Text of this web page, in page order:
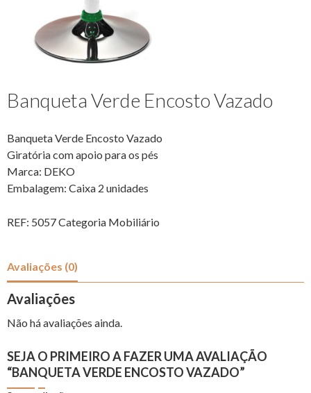
Banqueta Verde Encosto Vazado
Banqueta Verde Encosto Vazado
Giratória com apoio para os pés
Marca: DEKO
Embalagem: Caixa 2 unidades
REF: 5057Categoria Mobiliário
Avaliações (0)
Avaliações
Não há avaliações ainda.
SEJA O PRIMEIRO A FAZER UMA AVALIAÇÃO
“BANQUETA VERDE ENCOSTO VAZADO”